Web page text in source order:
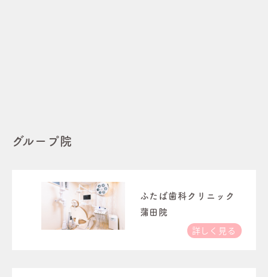
グループ院
ふたば歯科クリニック
蒲田院
詳しく見る